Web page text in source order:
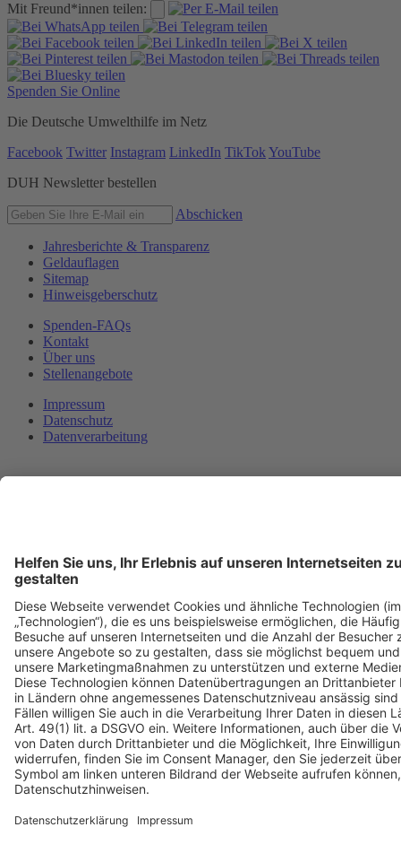
Mit Freund*innen teilen:
Spenden Sie Online
Die Deutsche Umwelthilfe im Netz
Facebook Twitter Instagram LinkedIn TikTok YouTube
DUH Newsletter bestellen
Abschicken
Jahresberichte & Transparenz
Geldauflagen
Sitemap
Hinweisgeberschutz
Spenden-FAQs
Kontakt
Über uns
Stellenangebote
Impressum
Datenschutz
Datenverarbeitung
© Copyright 1999 - 2026 Deutsche Umwelthilfe e.V.